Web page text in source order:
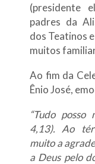
(presidente
padres da
dos Teatinos
muitos
Ao fim da
Ênio José,
“Tudo
4,13). Ao
muito a
a Deus pelo